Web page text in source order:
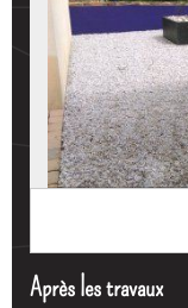
Après les travaux